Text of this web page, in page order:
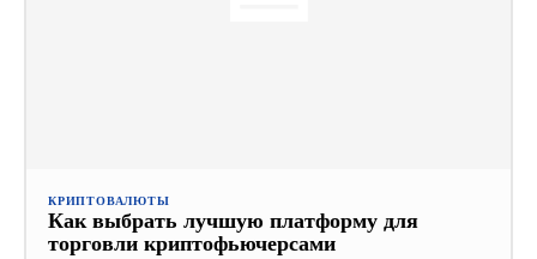
КРИПТОВАЛЮТЫ
Как выбрать лучшую платформу для
торговли криптофьючерсами